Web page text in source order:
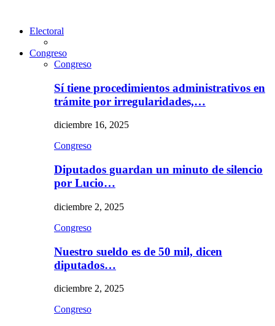
Electoral
Congreso
Congreso
Sí tiene procedimientos administrativos en
trámite por irregularidades,…
diciembre 16, 2025
Congreso
Diputados guardan un minuto de silencio
por Lucio…
diciembre 2, 2025
Congreso
Nuestro sueldo es de 50 mil, dicen
diputados…
diciembre 2, 2025
Congreso